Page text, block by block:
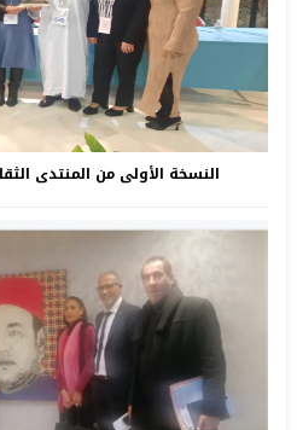
النسخة الأولى من المنتدى